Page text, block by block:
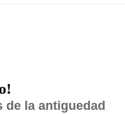
de la antiguedad